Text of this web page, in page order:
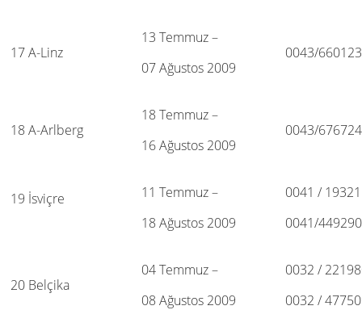
17 A-Linz
13 Temmuz –
07 Ağustos 2009
0043/
18 A-Arlberg
18 Temmuz –
16 Ağustos 2009
0043/
19 İsviçre
11 Temmuz –
18 Ağustos 2009
0041 /
0041/
20 Belçika
04 Temmuz –
08 Ağustos 2009
0032 /
0032 /